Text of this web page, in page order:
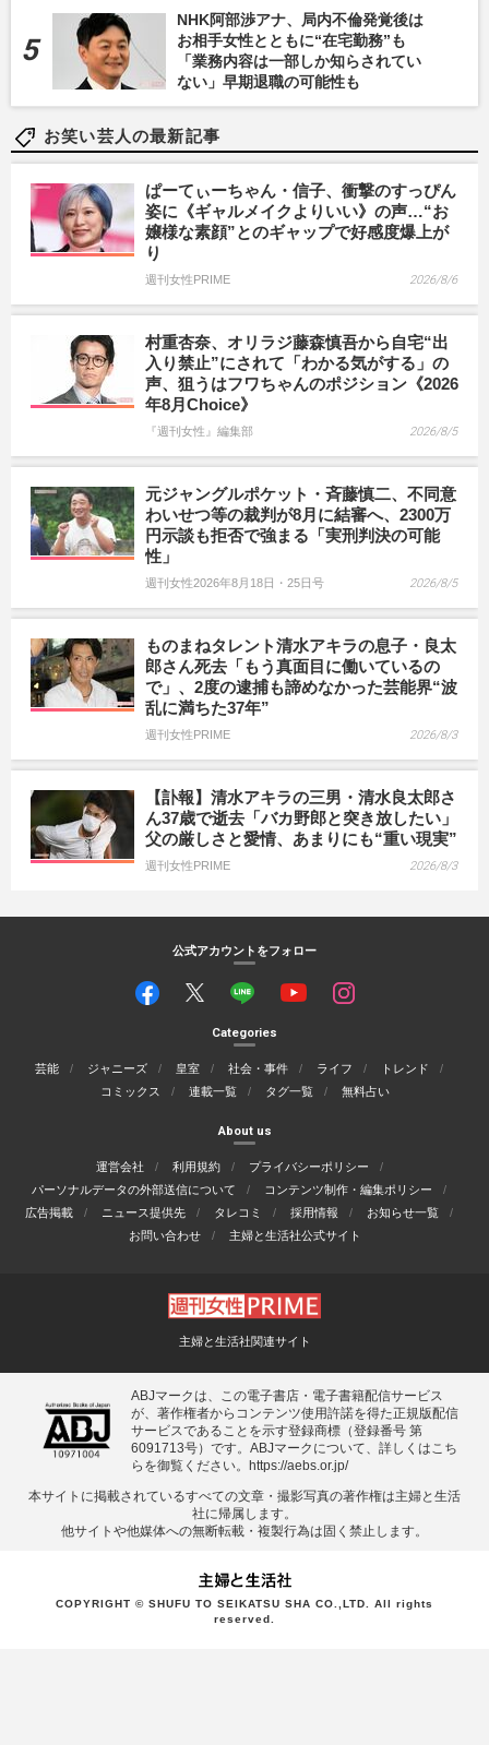
NHK阿部渉アナ、局内不倫発覚後は
お相手女性とともに“在宅勤務”も
「業務内容は一部しか知らされてい
ない」早期退職の可能性も
お笑い芸人の最新記事
ぱーてぃーちゃん・信子、衝撃のすっぴん
姿に《ギャルメイクよりいい》の声…“お
嬢様な素顔”とのギャップで好感度爆上が
り
週刊女性PRIME 2026/8/6
村重杏奈、オリラジ藤森慎吾から自宅“出
入り禁止”にされて「わかる気がする」の
声、狙うはフワちゃんのポジション《2026
年8月Choice》
『週刊女性』編集部 2026/8/5
元ジャングルポケット・斉藤慎二、不同意
わいせつ等の裁判が8月に結審へ、2300万
円示談も拒否で強まる「実刑判決の可能
性」
週刊女性2026年8月18日・25日号 2026/8/5
ものまねタレント清水アキラの息子・良太
郎さん死去「もう真面目に働いているの
で」、2度の逮捕も諦めなかった芸能界“波
乱に満ちた37年”
週刊女性PRIME 2026/8/3
【訃報】清水アキラの三男・清水良太郎さ
ん37歳で逝去「バカ野郎と突き放したい」
父の厳しさと愛情、あまりにも“重い現実”
週刊女性PRIME 2026/8/3
公式アカウントをフォロー
Categories
芸能 ジャニーズ 皇室 社会・事件 ライフ
トレンド
コミックス
連載一覧 タグ一覧 無料占い
About us
運営会社 利用規約
プライバシーポリシー
パーソナルデータの外部送信について
コンテンツ制作・編集ポリシー
広告掲載
ニュース提供先 タレコミ 採用情報
お知らせ一覧
お問い合わせ
主婦と生活社公式サイト
主婦と生活社関連サイト
ABJマークは、この電子書店・電子書籍配信サービス
が、著作権者からコンテンツ使用許諾を得た正規版配信
サービスであることを示す登録商標（登録番号 第
6091713号）です。ABJマークについて、詳しくはこち
らを御覧ください。 https://aebs.or.jp/
本サイトに掲載されているすべての⽂章・撮影写真の著作権は主婦と⽣活
社に帰属します。
他サイトや他媒体への無断転載・複製⾏為は固く禁⽌します。
COPYRIGHT © SHUFU TO SEIKATSU SHA CO.,LTD. All rights
reserved.